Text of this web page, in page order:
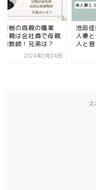
亜樹の両親の職業
父親は会社員で母親
語教師！兄弟は？
2024年5月24日
池田
人妻
人と息